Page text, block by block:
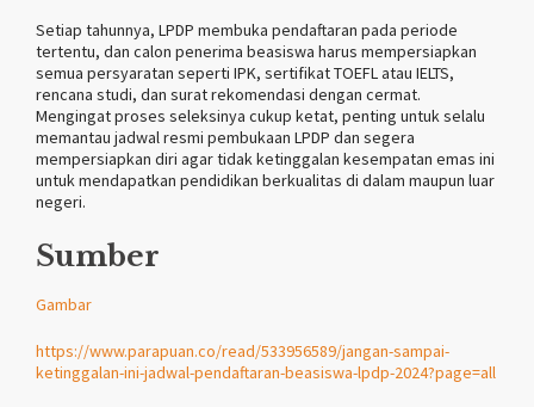
Setiap tahunnya, LPDP membuka pendaftaran pada periode
tertentu, dan calon penerima beasiswa harus mempersiapkan
semua persyaratan seperti IPK, sertifikat TOEFL atau IELTS,
rencana studi, dan surat rekomendasi dengan cermat.
Mengingat proses seleksinya cukup ketat, penting untuk selalu
memantau jadwal resmi pembukaan LPDP dan segera
mempersiapkan diri agar tidak ketinggalan kesempatan emas ini
untuk mendapatkan pendidikan berkualitas di dalam maupun luar
negeri.
Sumber
Gambar
https://www.parapuan.co/read/533956589/jangan-sampai-
ketinggalan-ini-jadwal-pendaftaran-beasiswa-lpdp-2024?page=all